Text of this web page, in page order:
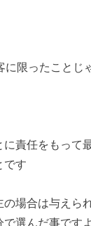
に限ったことじ
に責任をもって
です
の場合は与えら
選んだ事です